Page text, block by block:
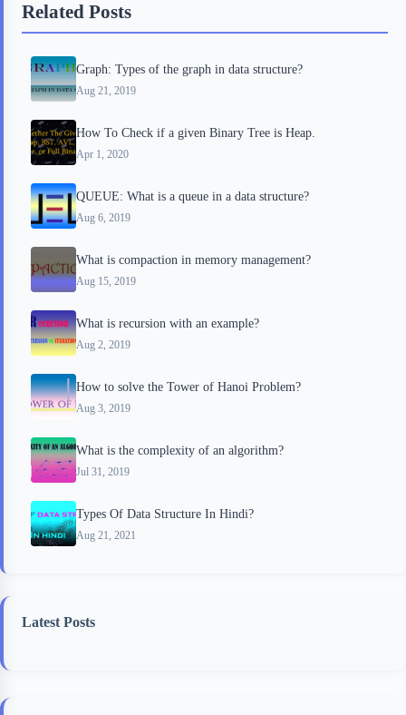
o
k
e
o
r
d
s
Related Posts
Graph: Types of the graph in data structure?
Aug 21, 2019
How To Check if a given Binary Tree is Heap.
Apr 1, 2020
QUEUE: What is a queue in a data structure?
Aug 6, 2019
What is compaction in memory management?
Aug 15, 2019
What is recursion with an example?
Aug 2, 2019
How to solve the Tower of Hanoi Problem?
Aug 3, 2019
What is the complexity of an algorithm?
Jul 31, 2019
Types Of Data Structure In Hindi?
Aug 21, 2021
Latest Posts